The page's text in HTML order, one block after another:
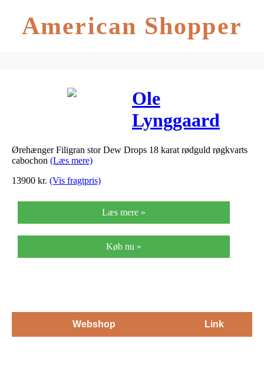
American Shopper
Ole
Lynggaard
Ørehænger
karat rødguld
røgkvarts
cabochon
Ørehænger Filigran stor Dew Drops 18 karat rødguld røgkvarts
cabochon (Læs mere)
13900 kr. (Vis fragtpris)
Læs mere »
Køb nu »
Webshop Link